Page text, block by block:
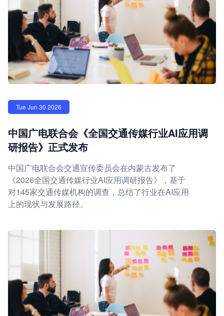
Tue Jun 30 2026
中国广电联合会《全国交通传媒行业AI应用调
研报告》正式发布
中国广电联合会交通宣传委员会在内蒙古发布了
《2026全国交通传媒行业AI应用调研报告》，基于
对145家交通传媒机构的调查，总结了行业在AI应用
上的现状与发展路径。